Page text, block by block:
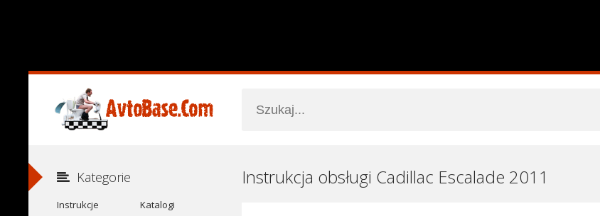
Instrukcja obsługi Cadillac Escalade 2011
Kategorie
Instrukcje
Katalogi